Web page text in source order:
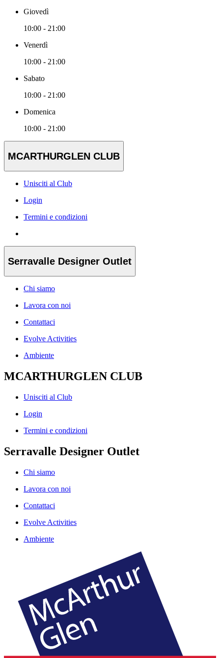
Giovedì
10:00 - 21:00
Venerdì
10:00 - 21:00
Sabato
10:00 - 21:00
Domenica
10:00 - 21:00
MCARTHURGLEN CLUB
Unisciti al Club
Login
Termini e condizioni
Serravalle Designer Outlet
Chi siamo
Lavora con noi
Contattaci
Evolve Activities
Ambiente
MCARTHURGLEN CLUB
Unisciti al Club
Login
Termini e condizioni
Serravalle Designer Outlet
Chi siamo
Lavora con noi
Contattaci
Evolve Activities
Ambiente